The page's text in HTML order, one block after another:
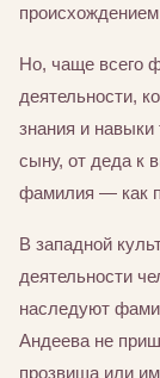
Но, чаще всего
деятельности,
знания и навыки
сыну, от деда к
фамилия — как
В западной
деятельности
наследуют
Андеева не
прозвища или